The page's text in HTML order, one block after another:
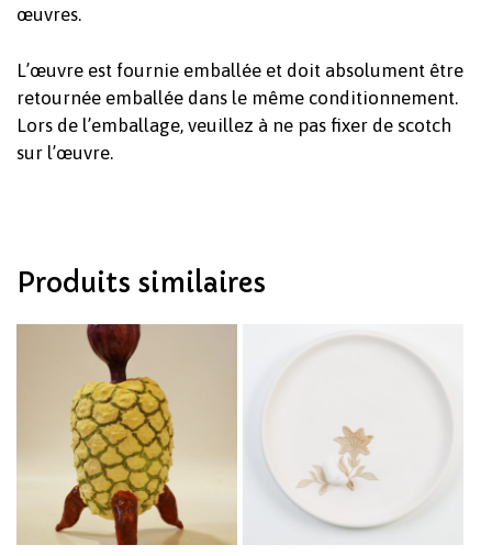
Votre panier est vide.
œuvres.
L’œuvre est fournie emballée et doit absolument être
retournée emballée dans le même conditionnement.
Lors de l’emballage, veuillez à ne pas fixer de scotch
sur l’œuvre.
Produits similaires